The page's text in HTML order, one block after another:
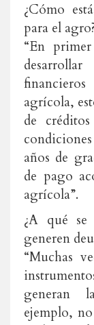
¿Cómo
para el
“En
agrícola,
de
años de
de pago
agrícola”.
¿A qué se
generen
“Muchas
generan
ejemplo,